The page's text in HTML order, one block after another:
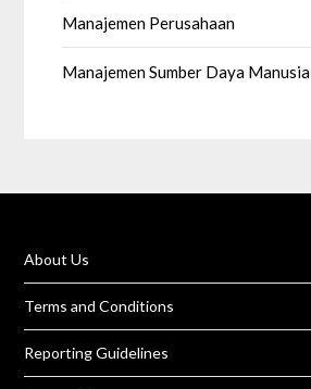
Manajemen Perusahaan
Manajemen Sumber Daya Manusia
About Us
Terms and Conditions
Reporting Guidelines